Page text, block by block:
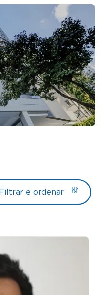
Filtrar e ordenar